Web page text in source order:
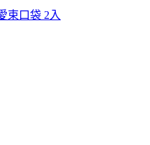
束口袋 2入